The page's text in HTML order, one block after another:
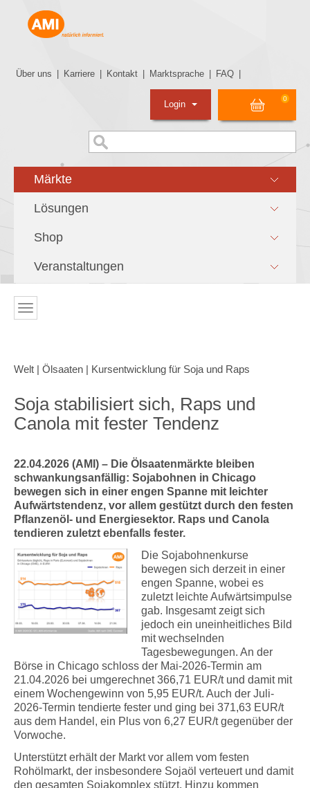
Über uns Karriere Kontakt Marktsprache FAQ
0
Login
Märkte
Lösungen
Shop
Veranstaltungen
Welt | Ölsaaten | Kursentwicklung für Soja und Raps
Soja stabilisiert sich, Raps und
Canola mit fester Tendenz
22.04.2026 (AMI) – Die Ölsaatenmärkte bleiben
schwankungsanfällig: Sojabohnen in Chicago
bewegen sich in einer engen Spanne mit leichter
Aufwärtstendenz, vor allem gestützt durch den festen
Pflanzenöl- und Energiesektor. Raps und Canola
tendieren zuletzt ebenfalls fester.
Die Sojabohnenkurse
bewegen sich derzeit in einer
engen Spanne, wobei es
zuletzt leichte Aufwärtsimpulse
gab. Insgesamt zeigt sich
jedoch ein uneinheitliches Bild
mit wechselnden
Tagesbewegungen. An der
Börse in Chicago schloss der Mai-2026-Termin am
21.04.2026 bei umgerechnet 366,71 EUR/t und damit mit
einem Wochengewinn von 5,95 EUR/t. Auch der Juli-
2026-Termin tendierte fester und ging bei 371,63 EUR/t
aus dem Handel, ein Plus von 6,27 EUR/t gegenüber der
Vorwoche.
Unterstützt erhält der Markt vor allem vom festen
Rohölmarkt, der insbesondere Sojaöl verteuert und damit
den gesamten Sojakomplex stützt. Hinzu kommen